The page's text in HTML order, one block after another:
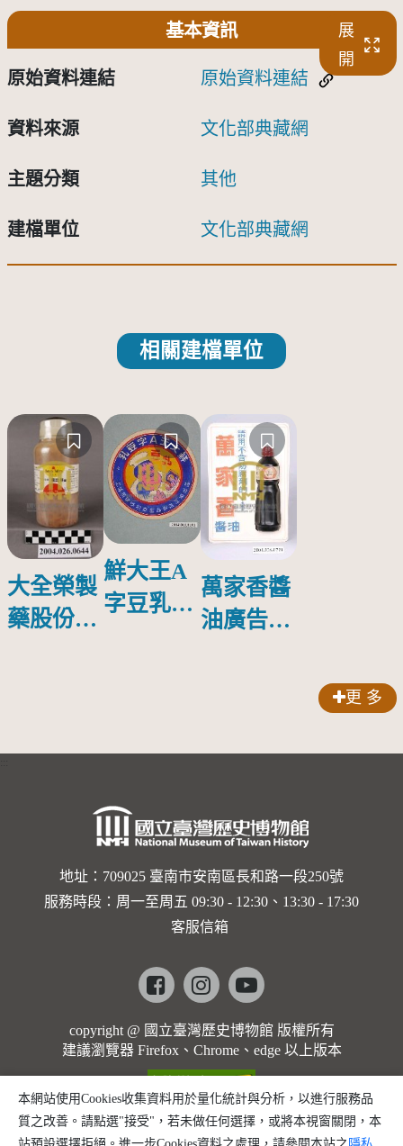
基本資訊
展
開
原始資料連結 原始資料連結
資料來源 文化部典藏網
主題分類 其他
建檔單位 文化部典藏網
相關建檔單位
大全榮製
藥股份有
鮮大王A
字豆乳罐
萬家香醬
油廣告塑
更 多
地址：709025 臺南市安南區長和路一段250號
服務時段：周一至周五 09:30 - 12:30、13:30 - 17:30
客服信箱
Facebookinstagramyoutube
copyright @ 國立臺灣歷史博物館 版權所有
建議瀏覽器 Firefox、Chrome、edge 以上版本
本網站使用Cookies收集資料用於量化統計與分析，以進行服務品
質之改善。請點選"接受"，若未做任何選擇，或將本視窗關閉，本
站預設選擇拒絕。進一步Cookies資料之處理，請參閱本站之 隱私